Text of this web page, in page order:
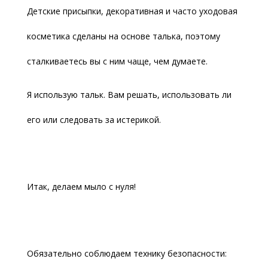
Детские присыпки, декоративная и часто уходовая
косметика сделаны на основе талька, поэтому
сталкиваетесь вы с ним чаще, чем думаете.
Я использую тальк. Вам решать, использовать ли
его или следовать за истерикой.
Итак, делаем мыло с нуля!
Обязательно соблюдаем технику безопасности: